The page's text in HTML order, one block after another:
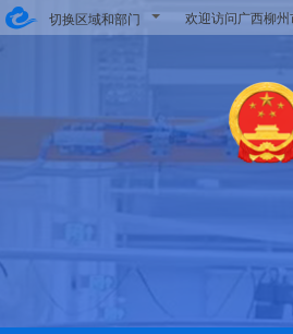
切换区域和部门 欢迎访问广西柳